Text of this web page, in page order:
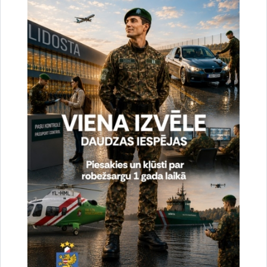
Noslēgušās Valsts robežsardzes organizētas
starptautiskās operatīvi - taktiskās mācības
“RONIS 2026”
27.07.2026. Sabiedriskie pasākumi
2026. gada 9. augusts uz valsts robežas un
valsts iekšienē
10.08.2026. Statistika
2026. gada 8. augusts uz valsts robežas un